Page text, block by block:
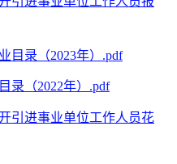
目录（2023年）.pdf
录（2022年）.pdf
引进事业单位工作人员花